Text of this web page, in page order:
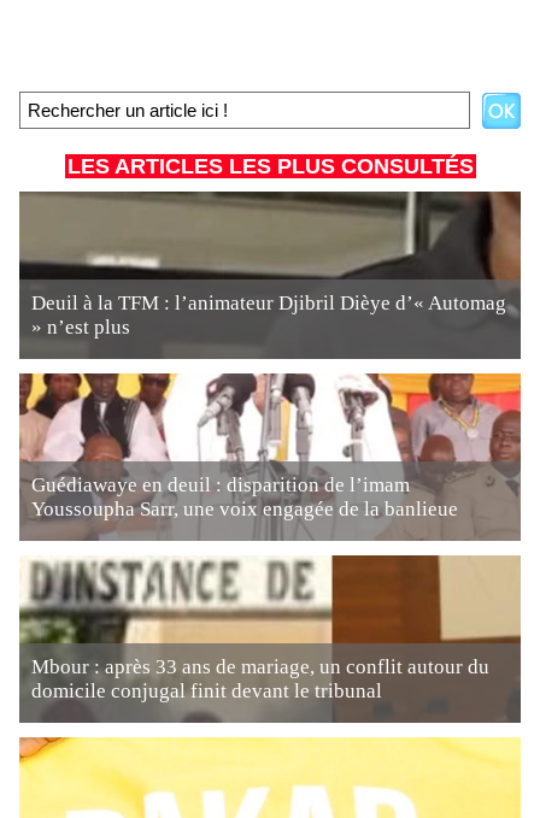
LES ARTICLES LES PLUS CONSULTÉS
Deuil à la TFM : l’animateur Djibril Dièye d’« Automag
» n’est plus
Guédiawaye en deuil : disparition de l’imam
Youssoupha Sarr, une voix engagée de la banlieue
Mbour : après 33 ans de mariage, un conflit autour du
domicile conjugal finit devant le tribunal